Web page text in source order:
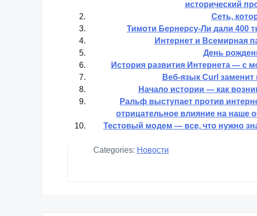
исторический
Сеть,
Тимоти Бернерсу-Ли дали 400
Интернет и Всемирная
День
История развития Интернета — с
Веб-язык Curl заменит
Начало истории — как
Ральф выступает против
отрицательное влияние на наше
Тестовый модем — все, что нужно
Categories: Новости